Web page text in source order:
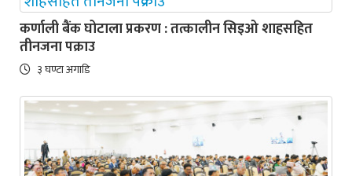
कर्णाली बैंक घोटाला प्रकरण : तत्कालीन सिइओ शाहसहित
तीनजना पक्राउ
३ घण्टा अगाडि